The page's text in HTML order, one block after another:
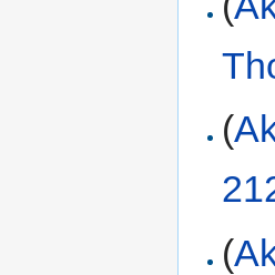
(
(